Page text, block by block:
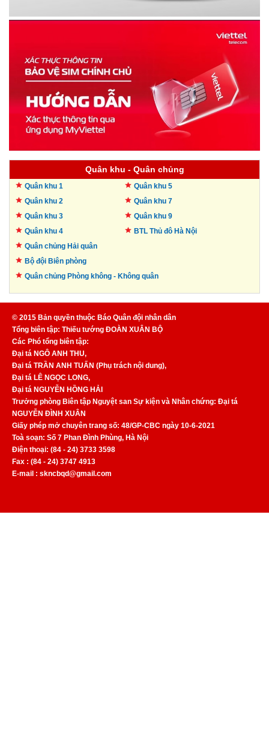
Quân khu - Quân chủng
Quân khu 1
Quân khu 2
Quân khu 3
Quân khu 4
Quân khu 5
Quân khu 7
Quân khu 9
BTL Thủ đô Hà Nội
Quân chủng Hải quân
Bộ đội Biên phòng
Quân chủng Phòng không - Không quân
© 2015 Bản quyền thuộc Báo Quân đội nhân dân
Tổng biên tập: Thiếu tướng ĐOÀN XUÂN BỘ
Các Phó tổng biên tập:
Đại tá NGÔ ANH THU,
Đại tá TRẦN ANH TUẤN (Phụ trách nội dung),
Đại tá LÊ NGỌC LONG,
Đại tá NGUYỄN HỒNG HẢI
Trưởng phòng Biên tập Nguyệt san Sự kiện và Nhân chứng: Đại tá
NGUYỄN ĐÌNH XUÂN
Giấy phép mở chuyên trang số: 48/GP-CBC ngày 10-6-2021
Toà soạn: Số 7 Phan Đình Phùng, Hà Nội
Điện thoại: (84 - 24) 3733 3598
Fax : (84 - 24) 3747 4913
E-mail : skncbqd@gmail.com